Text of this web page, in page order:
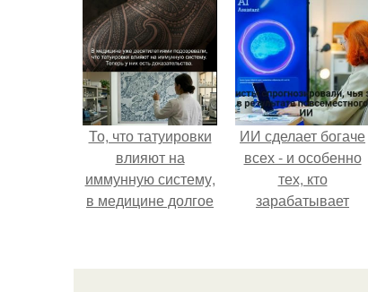
То, что татуировки
влияют на
иммунную систему,
в медицине долгое
лишь как гипотеза.
ИИ сделает богаче
всех - и особенно
тех, кто
зарабатывает